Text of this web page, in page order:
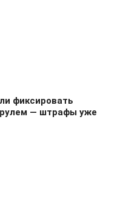
фиксировать
рулем — штрафы уже